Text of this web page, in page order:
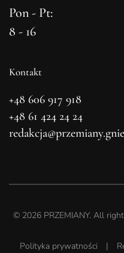
Pon - Pt:
8 - 16
Kontakt
+48 606 917 918
+48 61 424 24 24
© 2026PRZEMIANY. All
Polityka prywatności |